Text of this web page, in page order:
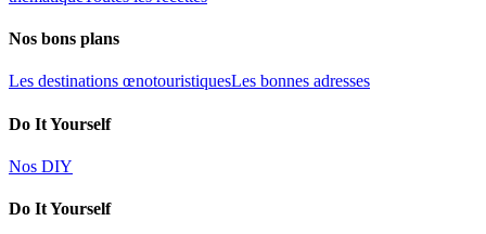
Nos bons plans
Les destinations œnotouristiquesLes bonnes adresses
Do It Yourself
Nos DIY
Do It Yourself